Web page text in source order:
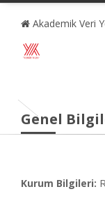
Akademik Veri
Genel
Kurum Bilgileri: